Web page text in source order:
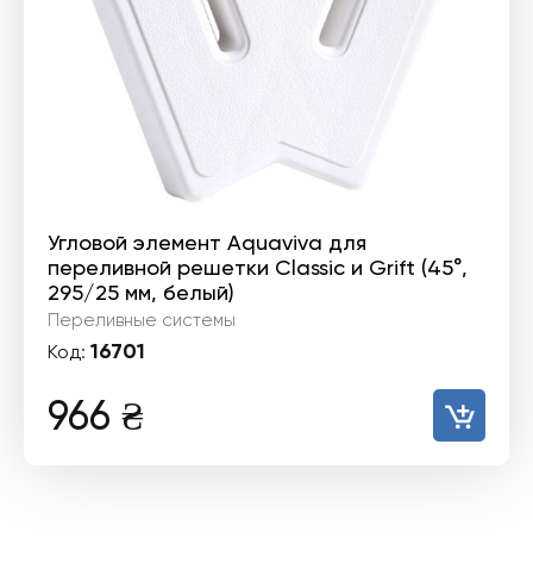
Угловой элемент Aquaviva для
переливной решетки Classiс и Grift (45°,
295/25 мм, белый)
Переливные системы
Код: 16701
966 ₴